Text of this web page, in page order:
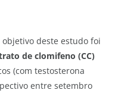
deste estudo foi
de clomifeno (CC)
(com testosterona
entre setembro